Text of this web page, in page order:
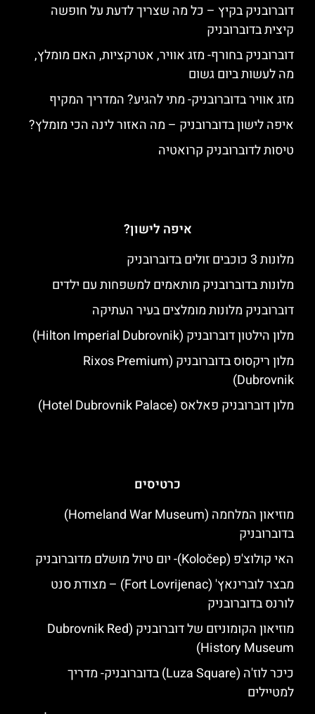
דוברובניק בקיץ – כל מה שצריך לדעת על חופשה
קיצית בדוברובניק
דוברובניק בחורף- מזג אוויר, אטרקציות, האם מומלץ,
מה לעשות ביום גשום
מזג אוויר בדוברובניק- מתי להגיע? המדריך המקיף
איפה לישון בדוברובניק – מה האזור לינה הכי מומלץ?
טיסות לדוברובניק קרואטיה
איפה לישון?
מלונות 3 כוכבים זולים בדוברובניק
מלונות בדוברובניק מותאמים למשפחות עם ילדים
דוברובניק מלונות מומלצים בעיר העתיקה
מלון הילטון דוברובניק (Hilton Imperial Dubrovnik)
מלון ריקסוס בדוברובניק (Rixos Premium
Dubrovnik)
מלון דוברובניק פאלאס (Hotel Dubrovnik Palace)
כרטיסים
מוזיאון המלחמה (Homeland War Museum)
בדוברובניק
האי קולוצ'פ (Koločep)- יום טיול מושלם מדוברובניק
מבצר לוברינאץ' (Fort Lovrijenac) – מצודת סנט
לורנס בדוברובניק
מוזיאון הקומוניזם של דוברובניק (Dubrovnik Red
History Museum)
כיכר לוז'ה (Luza Square) בדוברובניק- מדריך
למטיילים